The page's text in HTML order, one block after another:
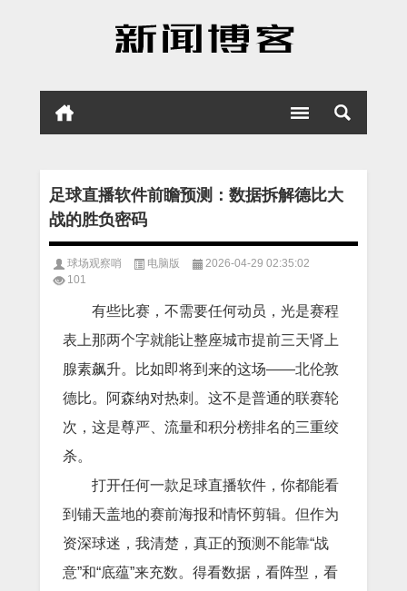
足球直播软件前瞻预测：数据拆解德比大
战的胜负密码
球场观察哨 电脑版
2026-04-29 02:35:02
101
有些比赛，不需要任何动员，光是赛程
表上那两个字就能让整座城市提前三天肾上
腺素飙升。比如即将到来的这场——北伦敦
德比。阿森纳对热刺。这不是普通的联赛轮
次，这是尊严、流量和积分榜排名的三重绞
杀。
打开任何一款足球直播软件，你都能看
到铺天盖地的赛前海报和情怀剪辑。但作为
资深球迷，我清楚，真正的预测不能靠“战
意”和“底蕴”来充数。得看数据，看阵型，看